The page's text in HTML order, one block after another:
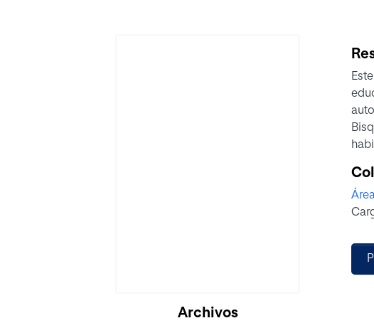
Archivos
La
et
en